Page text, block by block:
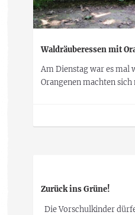
Waldräuberessen mit
Am Dienstag war es mal
Orangenen machten
Zurück ins Grüne!
Die Vorschulkinder